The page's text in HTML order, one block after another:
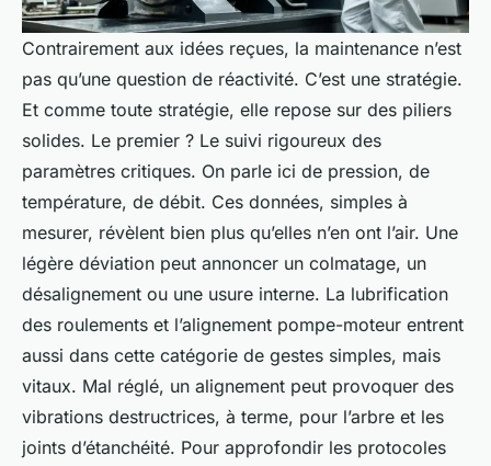
Contrairement aux idées reçues, la maintenance n’est
pas qu’une question de réactivité. C’est une stratégie.
Et comme toute stratégie, elle repose sur des piliers
solides. Le premier ? Le suivi rigoureux des
paramètres critiques. On parle ici de pression, de
température, de débit. Ces données, simples à
mesurer, révèlent bien plus qu’elles n’en ont l’air. Une
légère déviation peut annoncer un colmatage, un
désalignement ou une usure interne. La lubrification
des roulements et l’alignement pompe-moteur entrent
aussi dans cette catégorie de gestes simples, mais
vitaux. Mal réglé, un alignement peut provoquer des
vibrations destructrices, à terme, pour l’arbre et les
joints d’étanchéité. Pour approfondir les protocoles